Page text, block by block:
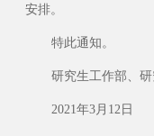
安排。
特此通知。
研究生工作部、
2021年3月12日